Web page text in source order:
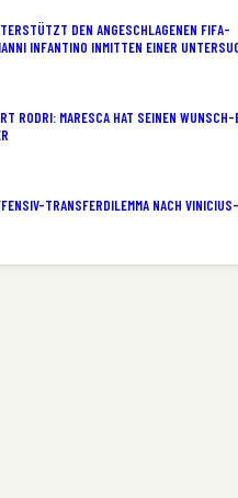
DEN ANGESCHLAGENEN FIFA-
INFANTINO INMITTEN EINER
RODRI: MARESCA HAT SEINEN WUNSCH-
TRANSFERDILEMMA NACH